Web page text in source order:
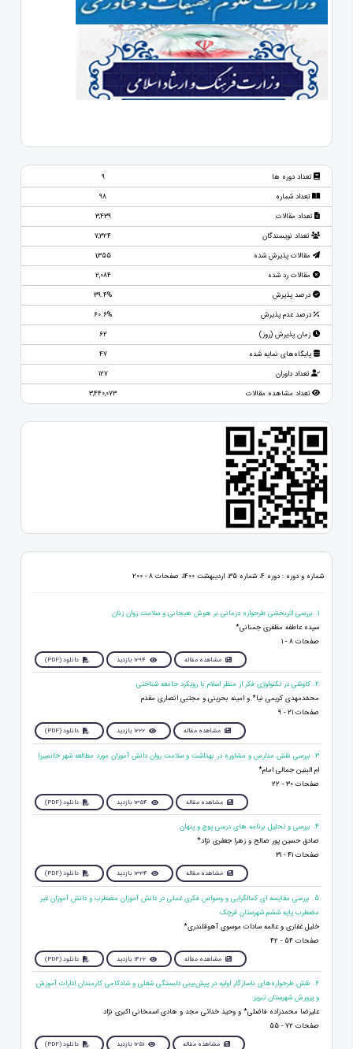
تعداد دوره ها
9
تعداد شماره
98
تعداد مقالات
3,439
تعداد نویسندگان
7,324
مقالات پذیرش شده
1,355
مقالات رد شده
2,084
درصد پذیرش
39.4%
درصد عدم پذیرش
60.6%
زمان پذیرش (روز)
62
پایگاه‌های نمایه شده
47
تعداد داوران
127
تعداد مشاهده مقالات
3,440,073
شماره و دوره : دوره 4، شماره 35، اردیبهشت 1400، صفحات 8 - 200
1. بررسی اثربخشی طرحواره درمانی بر هوش هیجانی و سلامت روان زنان
سیده عاطفه مظفری جمنانی*
صفحات 8 - 1
مشاهده مقاله 1294 بازدید دانلود (PDF)
2. کاوشی در تکنولوژی فکر از منظر اسلام با رویکرد جامعه شناختی
محمّدمهدی کریمی نیا* و امینه بحرینی و مجتبی انصاری مقدم
صفحات 21 - 9
مشاهده مقاله 1222 بازدید دانلود (PDF)
3. بررسی نقش مدارس و مشاوره در بهداشت و سلامت روان دانش آموزان مورد مطالعه شهر خانمیرزا
ام البنین جمالی امام*
صفحات 30 - 22
مشاهده مقاله 1354 بازدید دانلود (PDF)
4. بررسی و تحلیل برنامه های درسی پوچ و پنهان
صادق حسین پور صالح و زهرا جعفری نژاد*
صفحات 41 - 31
مشاهده مقاله 1334 بازدید دانلود (PDF)
5. بررسی مقایسه ای کمالگرایی و وسواس فکری عملی در دانش آموزان مضطرب و دانش آموزان غیر
مضطرب پایه ششم شهرستان قرچک
خلیل غفاری و عالمه سادات موسوی آهوقلندری*
صفحات 54 - 42
مشاهده مقاله 1422 بازدید دانلود (PDF)
6. نقش طرحواره‌های ناسازگار اولیه در پیش‌بینی دلبستگی شغلی و شادکامی کارمندان ادارات آموزش
و پرورش شهرستان تبریز
علیرضا محمدزاده فاضلی* و وحید خدائی مجد و هادی اسمخانی اکبری نژاد
صفحات 72 - 55
مشاهده مقاله 1251 بازدید دانلود (PDF)